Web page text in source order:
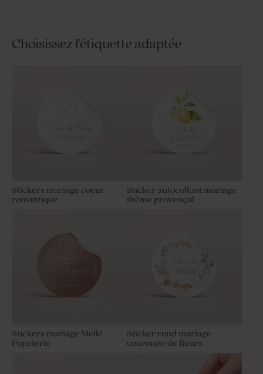
Choisissez l'étiquette adaptée
Stickers mariage coeur
romantique
Sticker autocollant mariage
thème provençal
Stickers mariage Melle
Papeterie
Sticker rond mariage
couronne de fleurs